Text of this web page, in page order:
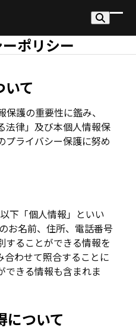
モ
ニ
ュ
く
モ
ニ
ュ
じ
る
ポリシー
て
護の重要性に鑑み、
法律」及び本個人情報保
プライバシー保護に努め
下「個人情報」といい
お名前、住所、電話番号
することができる情報を
合わせて照合することに
できる情報も含まれま
について